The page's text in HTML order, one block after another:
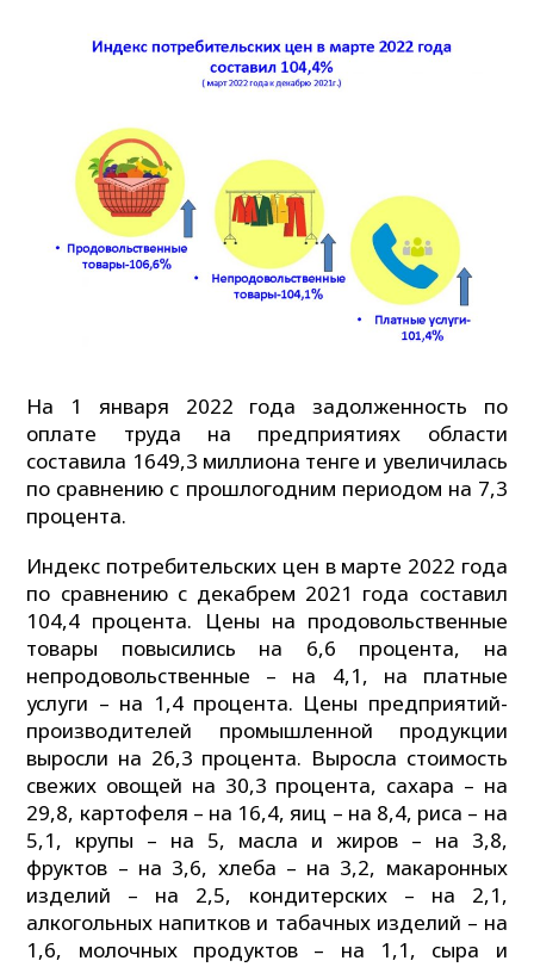
На 1 января 2022 года задолженность по
оплате труда на предприятиях области
составила 1649,3 миллиона тенге и увеличилась
по сравнению с прошлогодним периодом на 7,3
процента.
Индекс потребительских цен в марте 2022 года
по сравнению с декабрем 2021 года составил
104,4 процента. Цены на продовольственные
товары повысились на 6,6 процента, на
непродовольственные – на 4,1, на платные
услуги – на 1,4 процента. Цены предприятий-
производителей промышленной продукции
выросли на 26,3 процента. Выросла стоимость
свежих овощей на 30,3 процента, сахара – на
29,8, картофеля – на 16,4, яиц – на 8,4, риса – на
5,1, крупы – на 5, масла и жиров – на 3,8,
фруктов – на 3,6, хлеба – на 3,2, макаронных
изделий – на 2,5, кондитерских – на 2,1,
алкогольных напитков и табачных изделий – на
1,6, молочных продуктов – на 1,1, сыра и